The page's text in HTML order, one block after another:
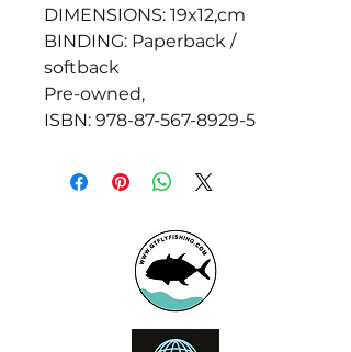
DIMENSIONS: 19x12,cm
BINDING: Paperback /
softback
Pre-owned,
ISBN: 978-87-567-8929-5